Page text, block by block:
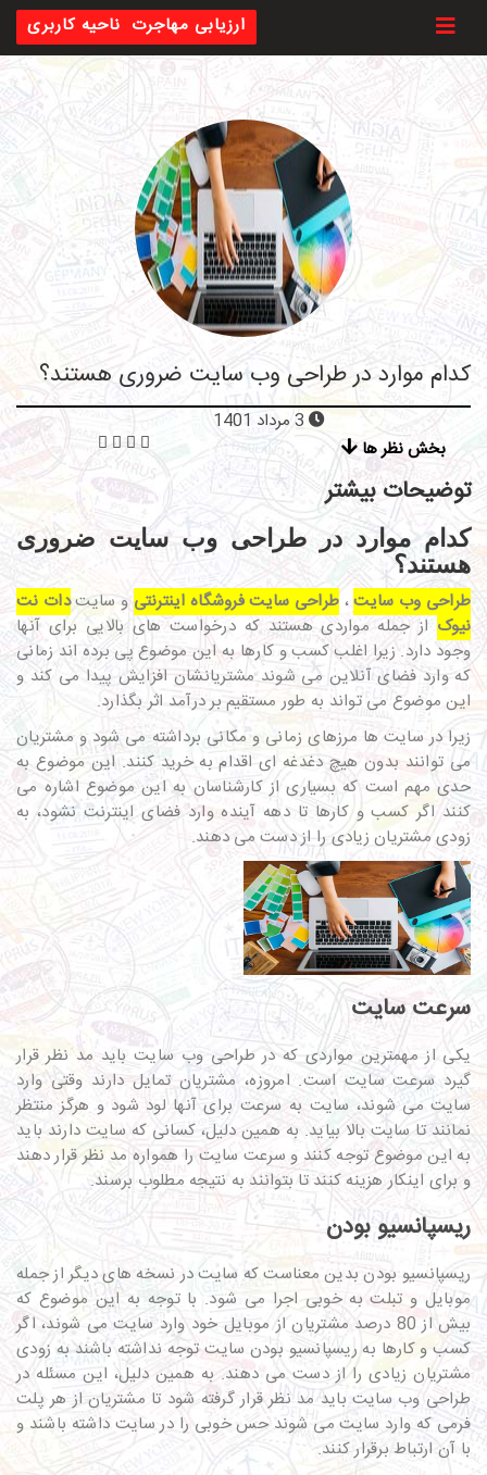
ناحیه کاربری ارزیابی مهاجرت
کدام موارد در طراحی وب سایت ضروری هستند؟
بخش نظر ها
توضیحات بیشتر
کدام موارد در طراحی وب سایت ضروری
هستند؟
طراحی وب سایت، طراحی سایت فروشگاه اینترنتی و سایتدات نت
نیوک از جمله مواردی هستند که درخواست های بالایی برای آنها
وجود دارد. زیرا اغلب کسب و کارها به این موضوع پی برده اند زمانی
که وارد فضای آنلاین می شوند مشتریانشان افزایش پیدا می کند و
این موضوع می تواند به طور مستقیم بر درآمد اثر بگذارد.
زیرا در سایت ها مرزهای زمانی و مکانی برداشته می شود و مشتریان
می توانند بدون هیچ دغدغه ای اقدام به خرید کنند. این موضوع به
حدی مهم است که بسیاری از کارشناسان به این موضوع اشاره می
کنند اگر کسب و کارها تا دهه آینده وارد فضای اینترنت نشود، به
زودی مشتریان زیادی را از دست می دهند.
سرعت سایت
یکی از مهمترین مواردی که در طراحی وب سایت باید مد نظر قرار
گیرد سرعت سایت است. امروزه، مشتریان تمایل دارند وقتی وارد
سایت می شوند، سایت به سرعت برای آنها لود شود و هرگز منتظر
نمانند تا سایت بالا بیاید. به همین دلیل، کسانی که سایت دارند باید
به این موضوع توجه کنند و سرعت سایت را همواره مد نظر قرار دهند
و برای اینکار هزینه کنند تا بتوانند به نتیجه مطلوب برسند.
ریسپانسیو بودن
ریسپانسیو بودن بدین معناست که سایت در نسخه های دیگر از جمله
موبایل و تبلت به خوبی اجرا می شود. با توجه به این موضوع که
بیش از 80 درصد مشتریان از موبایل خود وارد سایت می شوند، اگر
کسب و کارها به ریسپانسیو بودن سایت توجه نداشته باشند به زودی
مشتریان زیادی را از دست می دهند. به همین دلیل، این مسئله در
طراحی وب سایت باید مد نظر قرار گرفته شود تا مشتریان از هر پلت
فرمی که وارد سایت می شوند حس خوبی را در سایت داشته باشند و
با آن ارتباط برقرار کنند.